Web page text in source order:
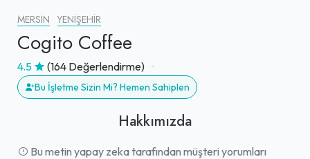
MERSIN YENIŞEHIR
Cogito Coffee
4.5 (164 Değerlendirme)
Bu İşletme Sizin Mi? Hemen Sahiplen
Hakkımızda
Bu metin yapay zeka tarafından müşteri yorumları